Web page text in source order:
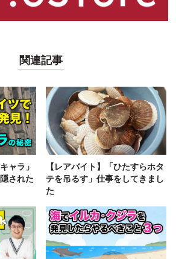
関連記事
ャラ」
された
【レアバイト】「ひたすらホタ
テを吊るす」仕事をしてきまし
た